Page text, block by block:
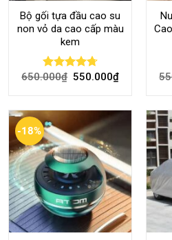
Bộ gối tựa đầu cao su
non vỏ da cao cấp màu
kem
Rated4.70
650.000₫ 550.000₫
-18%